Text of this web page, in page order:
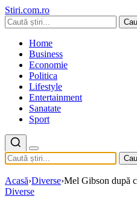
Stiri.com.ro
Home
Business
Economie
Politica
Lifestyle
Entertainment
Sanatate
Sport
Acasă›Diverse›Mel Gibson după
Diverse